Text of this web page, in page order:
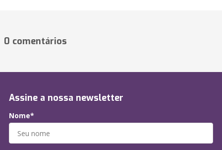
0 comentários
Assine a nossa newsletter
Nome*